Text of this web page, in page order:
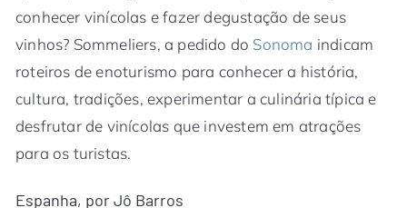
conhecer vinícolas e fazer degustação de seus
vinhos? Sommeliers, a pedido do Sonoma indicam
roteiros de enoturismo para conhecer a história,
cultura, tradições, experimentar a culinária típica e
desfrutar de vinícolas que investem em atrações
para os turistas.
Espanha, por Jô Barros